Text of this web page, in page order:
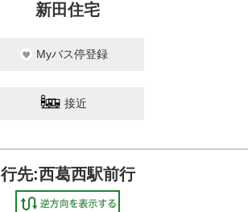
新田住宅
Myバス停登録
接近
行先:西葛西駅前行